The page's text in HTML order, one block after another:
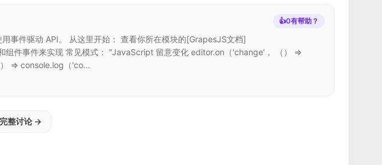
👍0有帮助？
事件驱动 API。 从这里开始： 查看你所在模块的[GrapesJS文档]
件事件来实现 常见模式： “JavaScript 留意变化 editor.on（'change'， （） =>
=> console.log（'co...
整讨论 →